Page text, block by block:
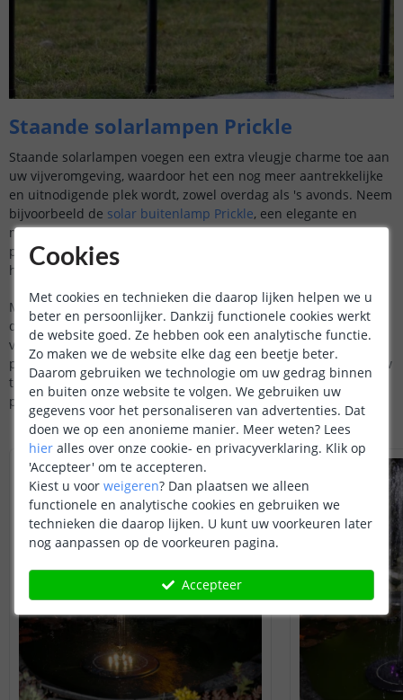
Staande solarlampen Prickle
Staande solarlampen voegen een extra vleugje charme toe aan
uw vijveromgeving, waardoor het een nog meer aantrekkelijke
en uitnodigende plek wordt, zowel overdag als 's avonds. Neem
bijvoorbeeld de solar buitenlamp Prickle, een elegante en
moderne toevoeging aan uw buitenruimte. Deze lampen
plaatst u eenvoudig naast uw vijver, waar ze subtiel opgaan in
het landschap terwijl ze toch een warm wit licht uitstralen.
Met hun klassiek ogende design en moderne accenten voegen
de Prickle staande lampen een vleugje stijl toe aan uw
vijveromgeving. Of u ze nu langs het looppad rond uw vijver
plaatst, in een plantenbak op uw terras, of eenvoudigweg in uw
tuingrond steekt, deze lampen zullen ongetwijfeld een
prachtige aanvulling zijn.
Cookies
Met cookies en technieken die daarop lijken helpen we u
beter en persoonlijker. Dankzij functionele cookies werkt
de website goed. Ze hebben ook een analytische functie.
Zo maken we de website elke dag een beetje beter.
Daarom gebruiken we technologie om uw gedrag binnen
en buiten onze website te volgen. We gebruiken uw
gegevens voor het personaliseren van advertenties. Dat
doen we op een anonieme manier. Meer weten? Lees
hier alles over onze cookie- en privacyverklaring. Klik op
'Accepteer' om te accepteren.
Kiest u voor weigeren? Dan plaatsen we alleen
functionele en analytische cookies en gebruiken we
technieken die daarop lijken. U kunt uw voorkeuren later
nog aanpassen op de voorkeuren pagina.
Accepteer